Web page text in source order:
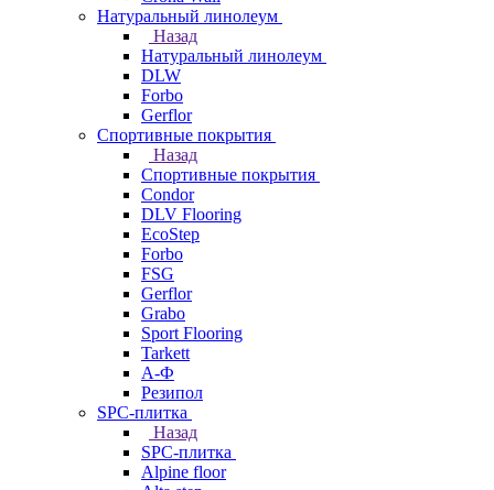
Натуральный линолеум
Назад
Натуральный линолеум
DLW
Forbo
Gerflor
Спортивные покрытия
Назад
Спортивные покрытия
Condor
DLV Flooring
EcoStep
Forbo
FSG
Gerflor
Grabo
Sport Flooring
Tarkett
А-Ф
Резипол
SPC-плитка
Назад
SPC-плитка
Alpine floor